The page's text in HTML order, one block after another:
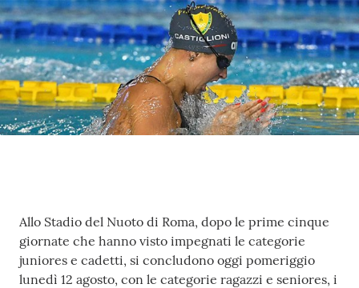
ANFI
Atleti
Medagliere
Seguici
su
Contenuto
Allo Stadio del Nuoto di Roma, dopo le prime cinque
giornate che hanno visto impegnati le categorie
juniores e cadetti, si concludono oggi pomeriggio
lunedì 12 agosto, con le categorie ragazzi e seniores, i